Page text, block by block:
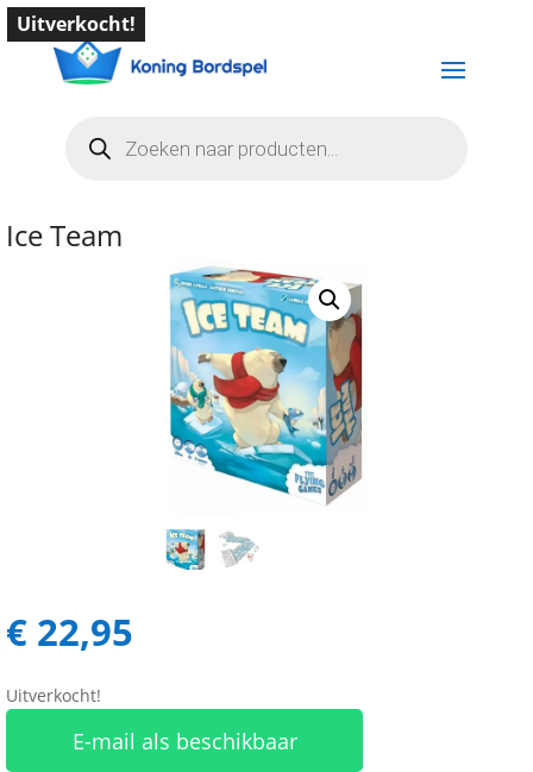
zoeken
Uitverkocht!
Ice Team
€ 22,95
Uitverkocht!
E-mail als beschikbaar